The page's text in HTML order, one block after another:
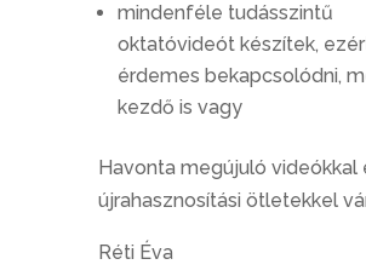
mindenféle tudásszintű
oktatóvideót készítek,
érdemes bekapcsolódni,
kezdő is vagy
Havonta megújuló videókkal
újrahasznosítási ötletekkel
Réti Éva